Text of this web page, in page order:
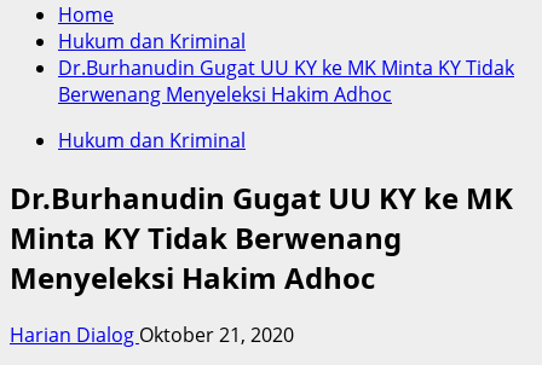
Home
Hukum dan Kriminal
Dr.Burhanudin Gugat UU KY ke MK Minta KY Tidak
Berwenang Menyeleksi Hakim Adhoc
Hukum dan Kriminal
Dr.Burhanudin Gugat UU KY ke MK
Minta KY Tidak Berwenang
Menyeleksi Hakim Adhoc
Harian Dialog Oktober 21, 2020